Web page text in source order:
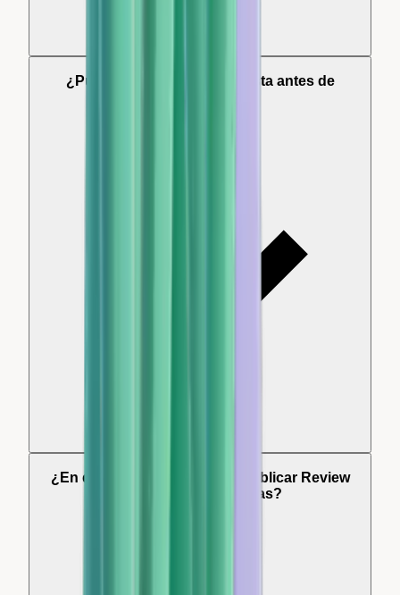
¿Puedo modificar la respuesta antes de
¿En qué plataformas puede publicar Review
Collect mis respuestas?